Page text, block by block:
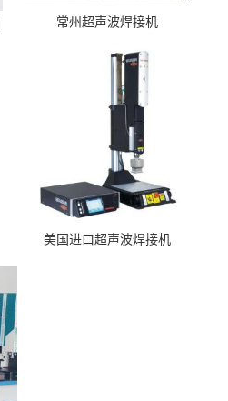
常州超声波焊接机
美国进口超声波焊接机